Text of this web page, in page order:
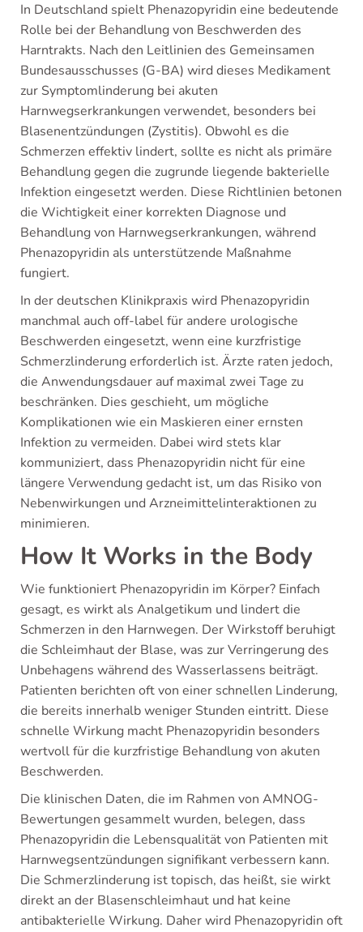
In Deutschland spielt Phenazopyridin eine bedeutende
Rolle bei der Behandlung von Beschwerden des
Harntrakts. Nach den Leitlinien des Gemeinsamen
Bundesausschusses (G-BA) wird dieses Medikament
zur Symptomlinderung bei akuten
Harnwegserkrankungen verwendet, besonders bei
Blasenentzündungen (Zystitis). Obwohl es die
Schmerzen effektiv lindert, sollte es nicht als primäre
Behandlung gegen die zugrunde liegende bakterielle
Infektion eingesetzt werden. Diese Richtlinien betonen
die Wichtigkeit einer korrekten Diagnose und
Behandlung von Harnwegserkrankungen, während
Phenazopyridin als unterstützende Maßnahme
fungiert.
In der deutschen Klinikpraxis wird Phenazopyridin
manchmal auch off-label für andere urologische
Beschwerden eingesetzt, wenn eine kurzfristige
Schmerzlinderung erforderlich ist. Ärzte raten jedoch,
die Anwendungsdauer auf maximal zwei Tage zu
beschränken. Dies geschieht, um mögliche
Komplikationen wie ein Maskieren einer ernsten
Infektion zu vermeiden. Dabei wird stets klar
kommuniziert, dass Phenazopyridin nicht für eine
längere Verwendung gedacht ist, um das Risiko von
Nebenwirkungen und Arzneimittelinteraktionen zu
minimieren.
How It Works in the Body
Wie funktioniert Phenazopyridin im Körper? Einfach
gesagt, es wirkt als Analgetikum und lindert die
Schmerzen in den Harnwegen. Der Wirkstoff beruhigt
die Schleimhaut der Blase, was zur Verringerung des
Unbehagens während des Wasserlassens beiträgt.
Patienten berichten oft von einer schnellen Linderung,
die bereits innerhalb weniger Stunden eintritt. Diese
schnelle Wirkung macht Phenazopyridin besonders
wertvoll für die kurzfristige Behandlung von akuten
Beschwerden.
Die klinischen Daten, die im Rahmen von AMNOG-
Bewertungen gesammelt wurden, belegen, dass
Phenazopyridin die Lebensqualität von Patienten mit
Harnwegsentzündungen signifikant verbessern kann.
Die Schmerzlinderung ist topisch, das heißt, sie wirkt
direkt an der Blasenschleimhaut und hat keine
antibakterielle Wirkung. Daher wird Phenazopyridin oft